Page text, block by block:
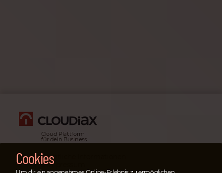
Cloud Plattform
für dein Business
Rechtliche Informationen
& Impressum
Cookies